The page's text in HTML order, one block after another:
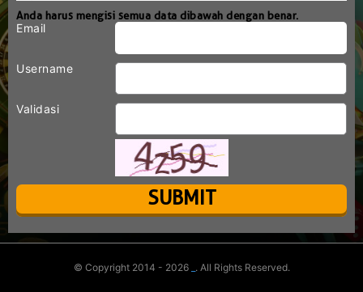
Anda harus mengisi semua data dibawah dengan benar.
Email
Username
Validasi
© Copyright 2014 - 2026 . All Rights Reserved.